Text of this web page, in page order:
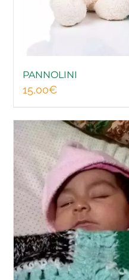
EVENTI
PANNOLINI
15,00€